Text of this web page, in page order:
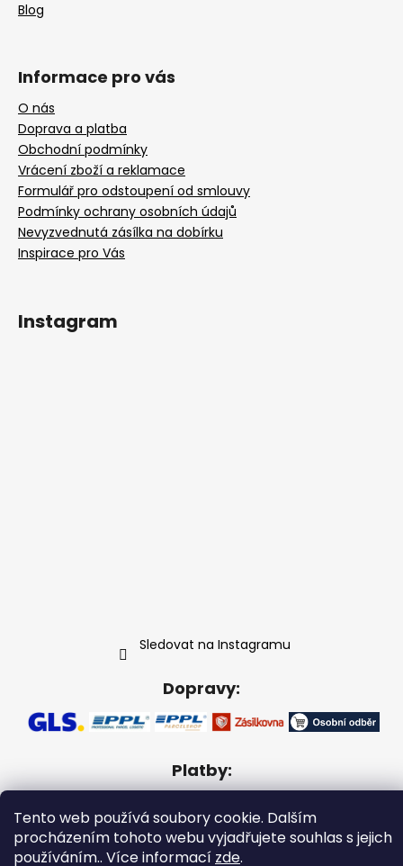
Tento web používá soubory cookie. Dalším
procházením tohoto webu vyjadřujete souhlas s jejich
používáním.. Více informací zde.
Blog
Informace pro vás
O nás
Doprava a platba
Obchodní podmínky
Vrácení zboží a reklamace
Formulář pro odstoupení od smlouvy
Podmínky ochrany osobních údajů
Nevyzvednutá zásílka na dobírku
Inspirace pro Vás
Instagram
Sledovat na Instagramu
Dopravy:
Platby:
Vytvořil Shoptet